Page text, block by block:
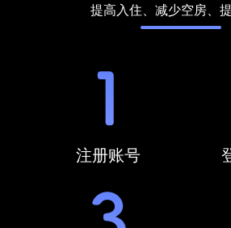
提高入住、减少空房、
注册账号